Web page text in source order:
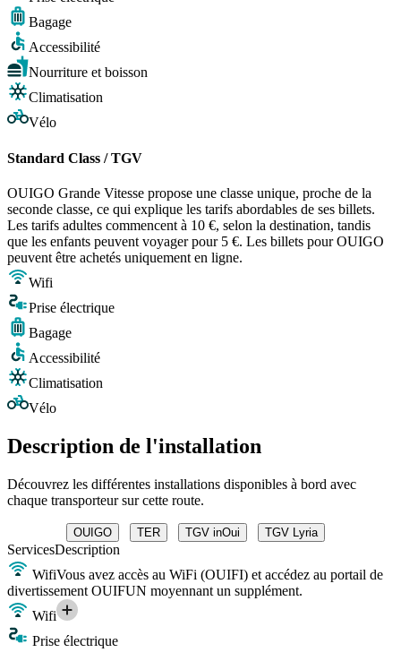
Bagage
Accessibilité
Nourriture et boisson
Climatisation
Vélo
Standard Class / TGV
OUIGO Grande Vitesse propose une classe unique, proche de la
seconde classe, ce qui explique les tarifs abordables de ses billets.
Les tarifs adultes commencent à 10 €, selon la destination, tandis
que les enfants peuvent voyager pour 5 €. Les billets pour OUIGO
peuvent être achetés uniquement en ligne.
Wifi
Prise électrique
Bagage
Accessibilité
Climatisation
Vélo
Description de l'installation
Découvrez les différentes installations disponibles à bord avec
chaque transporteur sur cette route.
OUIGO TER TGV inOui TGV Lyria
ServicesDescription
WifiVous avez accès au WiFi (OUIFI) et accédez au portail de
divertissement OUIFUN moyennant un supplément.
Wifi
Prise électrique